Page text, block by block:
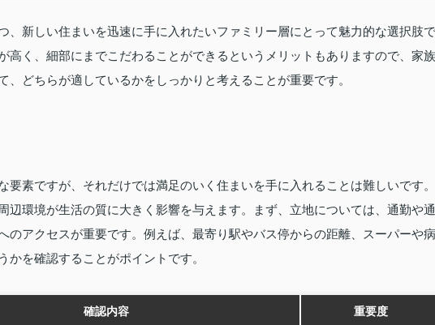
、新しい住まいを迅速に手に入れたいファミリー層にとって魅力的な選択肢で
高く、細部にまでこだわることができるというメリットもありますので、家族
どちらが適しているかをしっかりと考えることが重要です。
要素ですが、それだけでは満足のいく住まいを手に入れることは難しいです。
辺環境が生活の質に大きく影響を与えます。まず、立地については、通勤や通
のアクセスが重要です。例えば、最寄り駅やバス停からの距離、スーパーや病
を確認することがポイントです。
確認内容 重要度